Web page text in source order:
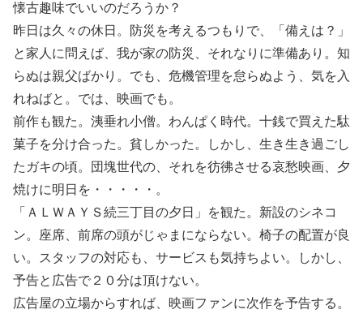
懐古趣味でいいのだろうか？
昨日は久々の休日。防災を考えるつもりで、「備えは？」
と家人に問えば、我が家の防災、それなりに準備あり。知
らぬは親父ばかり。でも、危機管理を怠らぬよう、気を入
れねばと。では、映画でも。
前作も観た。洟垂れ小僧。わんぱく時代。十銭で買えた駄
菓子を分け合った。貧しかった。しかし、生き生き過ごし
たガキの頃。団塊世代の、それを彷彿させる哀愁映画、夕
焼けに明日を・・・・・。
「ＡＬＷＡＹＳ続三丁目の夕日」を観た。新設のシネコ
ン。座席、前席の頭がじゃまにならない。椅子の配置が良
い。スタッフの対応も、サービスも気持ちよい。しかし、
予告と広告で２０分は頂けない。
広告屋の立場からすれば、映画ファンに次作を予告する。